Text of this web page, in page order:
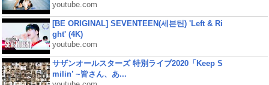
youtube.com
[BE ORIGINAL] SEVENTEEN(세븐틴) 'Left & Ri
ght' (4K)
youtube.com
サザンオールスターズ 特別ライブ2020「Keep S
milin’ ~皆さん、あ...